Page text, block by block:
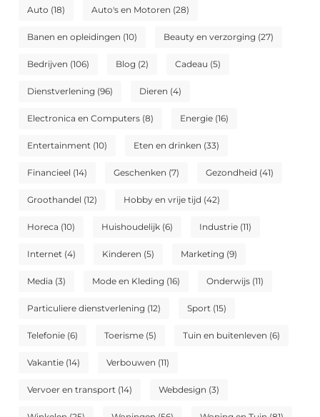
Auto (18) Auto's en Motoren (28)
Banen en opleidingen (10) Beauty en verzorging (27)
Bedrijven (106) Blog (2) Cadeau (5)
Dienstverlening (96) Dieren (4)
Electronica en Computers (8) Energie (16)
Entertainment (10) Eten en drinken (33)
Financieel (14) Geschenken (7) Gezondheid (41)
Groothandel (12) Hobby en vrije tijd (42)
Horeca (10) Huishoudelijk (6) Industrie (11)
Internet (4) Kinderen (5) Marketing (9)
Media (3) Mode en Kleding (16) Onderwijs (11)
Particuliere dienstverlening (12) Sport (15)
Telefonie (6) Toerisme (5) Tuin en buitenleven (6)
Vakantie (14) Verbouwen (11)
Vervoer en transport (14) Webdesign (3)